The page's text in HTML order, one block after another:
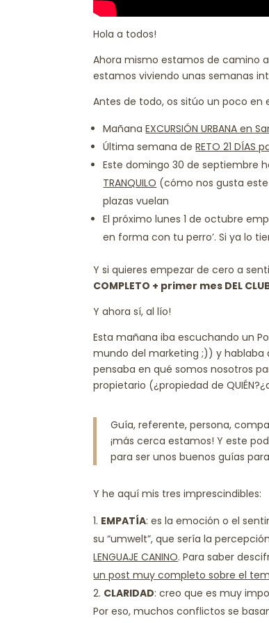
Hola a todos!
Ahora mismo estamos de camino
estamos viviendo unas semanas
Antes de todo, os sitúo un poco en
MañanaEXCURSIÓN URBANA en
Última semana deRETO 21
Este domingo 30 de septiembre
TRANQUILO (cómo nos gusta
plazas vuelan
El próximo lunes 1 de octubre
en forma con tu perro’. Si ya lo
Y si quieres empezar de cero a
COMPLETO + primer mes DEL
Y ahora sí, al lío!
Esta mañana iba escuchando un
mundo del marketing ;)) y hablaba
pensaba en qué somos nosotros
propietario (¿propiedad de
Guía, referente, persona,
¡más cerca estamos! Y este
para ser unos buenos guías
Y he aquí mis tres imprescindibles:
EMPATÍA: es la emoción o el
su “umwelt”, que sería la
LENGUAJE CANINO. Para saber
un post muy completo sobre el
CLARIDAD: creo que es muy
Por eso, muchos conflictos se